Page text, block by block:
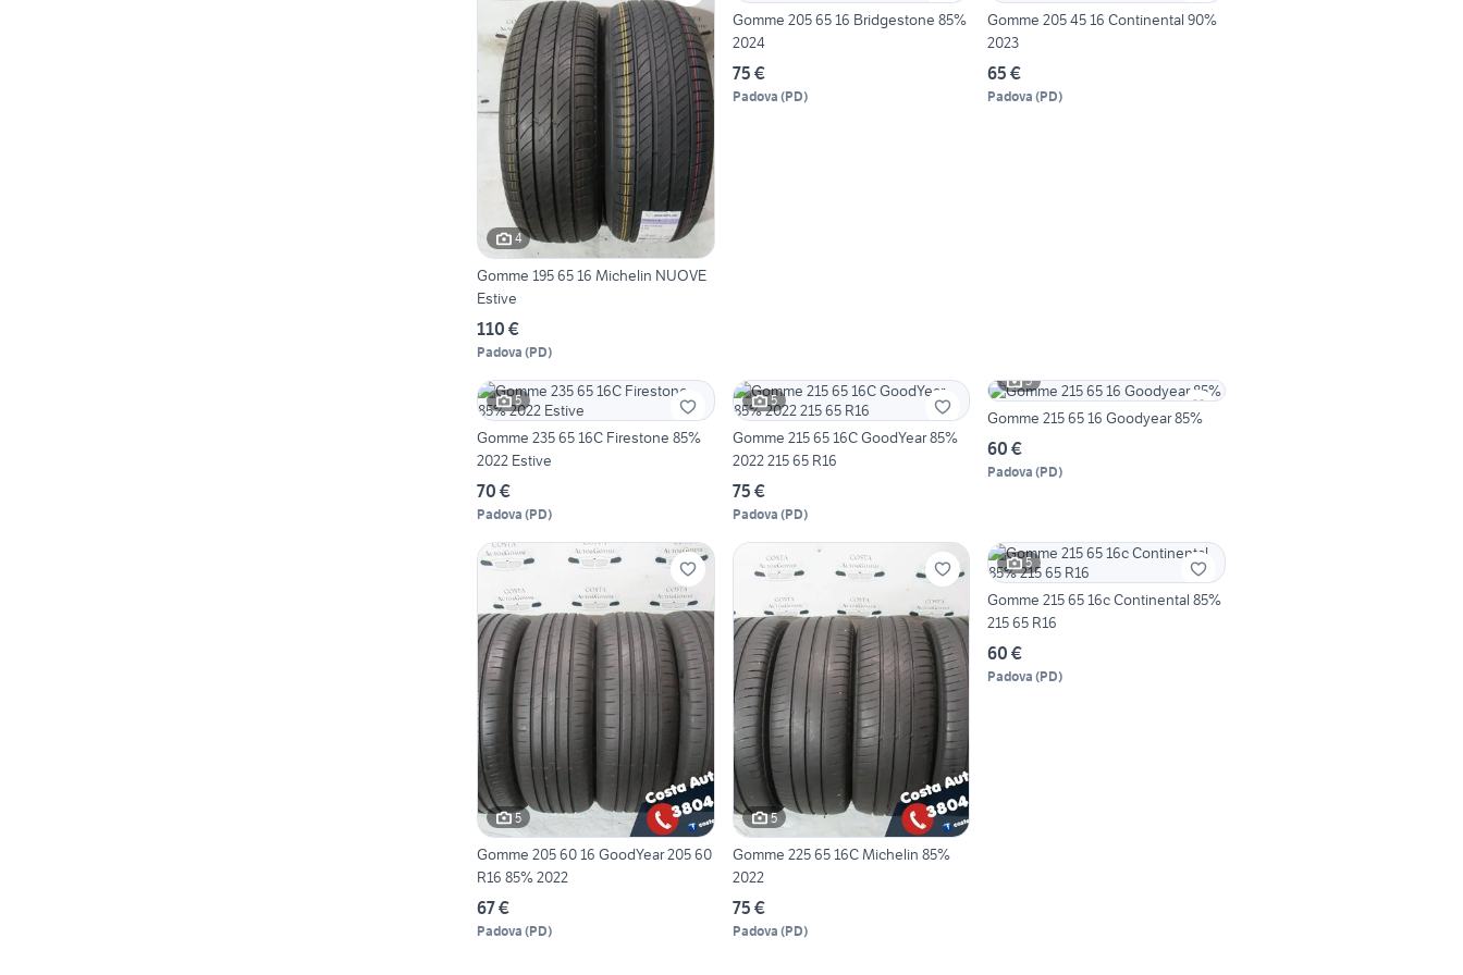
4
Gomme 195 65 16 Michelin NUOVE
Estive
110 €
Padova (PD)
Gomme 205 65 16 Bridgestone 85%
2024
75 €
Padova (PD)
Gomme 205 45 16 Continental 90%
2023
65 €
Padova (PD)
5
Gomme 235 65 16C Firestone 85%
2022 Estive
70 €
Padova (PD)
5
Gomme 215 65 16C GoodYear 85%
2022 215 65 R16
75 €
Padova (PD)
5
Gomme 215 65 16 Goodyear 85%
60 €
Padova (PD)
5
Gomme 205 60 16 GoodYear 205 60
R16 85% 2022
67 €
Padova (PD)
5
Gomme 225 65 16C Michelin 85%
2022
75 €
Padova (PD)
5
Gomme 215 65 16c Continental 85%
215 65 R16
60 €
Padova (PD)